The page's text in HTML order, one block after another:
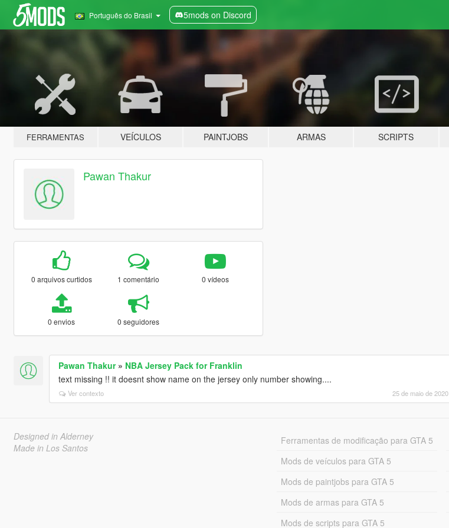
Português do Brasil 5mods on Discord
FERRAMENTAS VEÍCULOS PAINTJOBS ARMAS SCRIPTS
Pawan Thakur
0 arquivos curtidos 1 comentário 0 vídeos
0 envios 0 seguidores
Pawan Thakur» NBA Jersey Pack for Franklin
text missing !! it doesnt show name on the jersey only number showing....
Ver contexto 25 de maio de 2020
Designed in Alderney
Made in Los Santos
Ferramentas de modificação para GTA 5
Mods de veículos para GTA 5
Mods de paintjobs para GTA 5
Mods de armas para GTA 5
Mods de scripts para GTA 5